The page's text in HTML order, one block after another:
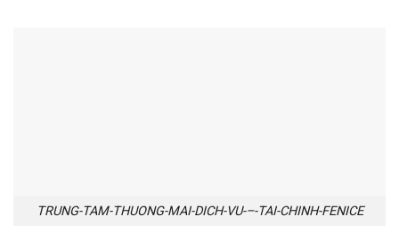
TRUNG-TAM-THUONG-MAI-DICH-VU-–-TAI-CHINH-FENICE